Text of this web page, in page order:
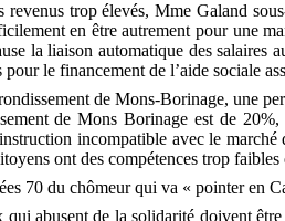
trop élevés, Mme Galand
en être autrement pour une
la liaison automatique des
le financement de l’aide sociale
de Mons-Borinage, une
de Mons Borinage est de
incompatible avec le
ont des compétences trop
70 du chômeur qui va « pointer en
qui abusent de la solidarité doivent